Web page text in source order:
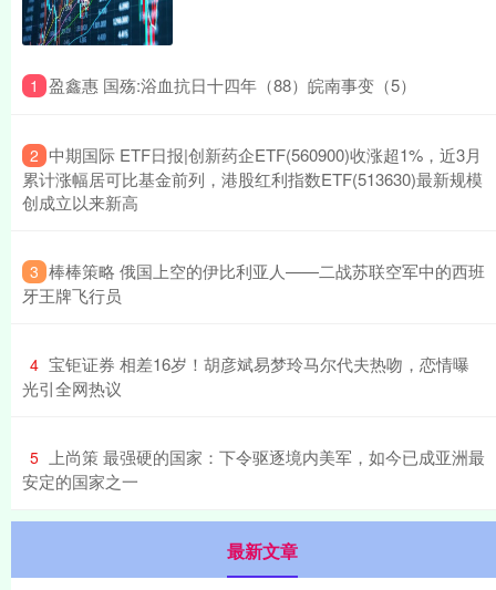
1 ​盈鑫惠 国殇:浴血抗日十四年（88）皖南事变（5）
2 ​中期国际 ETF日报|创新药企ETF(560900)收涨超1%，近3月
累计涨幅居可比基金前列，港股红利指数ETF(513630)最新规模
创成立以来新高
3 ​棒棒策略 俄国上空的伊比利亚人——二战苏联空军中的西班
牙王牌飞行员
4 ​宝钜证券 相差16岁！胡彦斌易梦玲马尔代夫热吻，恋情曝
光引全网热议
5
​上尚策 最强硬的国家：下令驱逐境内美军，如今已成亚洲最
安定的国家之一
最新文章